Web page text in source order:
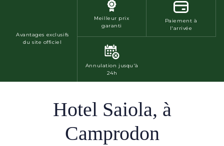
Avantages exclusifs
du site officiel
Meilleur prix
garanti
Paiement à
l'arrivée
Annulation jusqu'à
24h
Hotel Saiola, à
Camprodon